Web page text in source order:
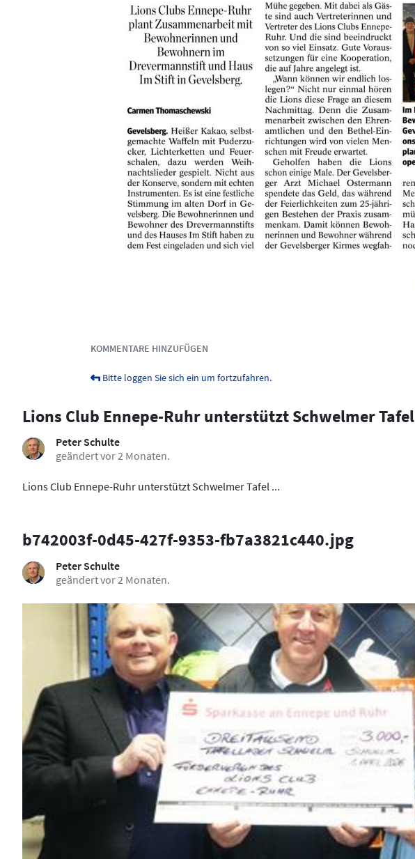
Dokumente & Medien
KOMMENTARE HINZUFÜGEN
Bitte loggen Sie sich ein um fortzufahren.
Lions Club Ennepe-Ruhr unterstützt Schwelmer Tafel
Peter Schulte
geändert vor 2 Monaten.
Lions Club Ennepe-Ruhr unterstützt Schwelmer Tafel ...
b742003f-0d45-427f-9353-fb7a3821c440.jpg
Peter Schulte
geändert vor 2 Monaten.